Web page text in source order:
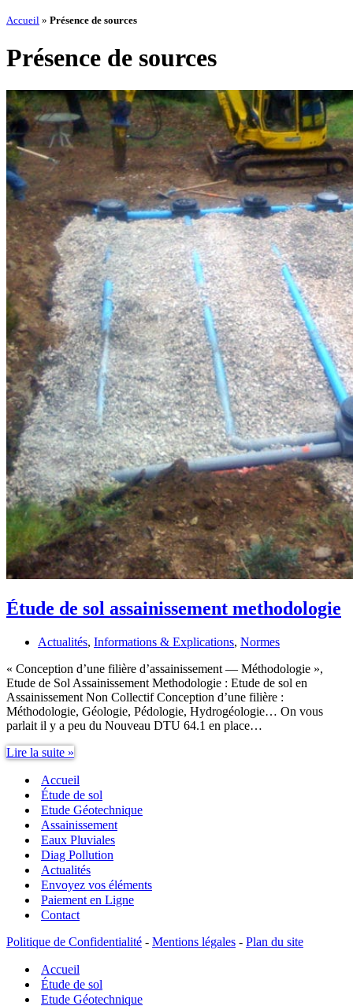
Accueil » Présence de sources
Présence de sources
Étude de sol assainissement methodologie
Actualités, Informations & Explications, Normes
« Conception d’une filière d’assainissement — Méthodologie »,
Etude de Sol Assainissement Methodologie : Etude de sol en
Assainissement Non Collectif Conception d’une filière :
Méthodologie, Géologie, Pédologie, Hydrogéologie… On vous
parlait il y a peu du Nouveau DTU 64.1 en place…
Lire la suite »
sol
assainissement
methodologie
Accueil
Étude de sol
Etude Géotechnique
Assainissement
Eaux Pluviales
Diag Pollution
Actualités
Envoyez vos éléments
Paiement en Ligne
Contact
Politique de Confidentialité - Mentions légales - Plan du site
Accueil
Étude de sol
Etude Géotechnique